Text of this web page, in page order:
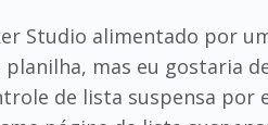
Studio alimentado por
mas eu gostaria
de lista suspensa